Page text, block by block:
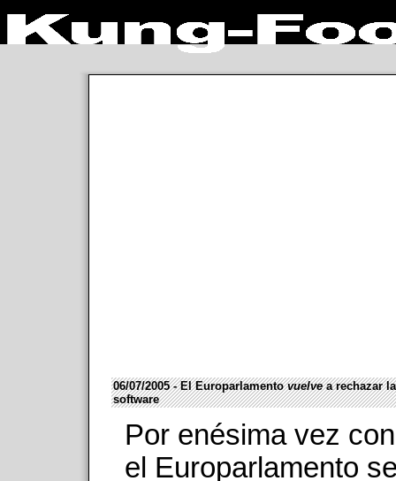
06/07/2005 - El Europarlamentovuelvea rechazar
software
Por enésima vez
el Europarlamento